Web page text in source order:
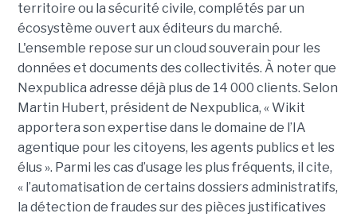
territoire ou la sécurité civile, complétés par un
écosystème ouvert aux éditeurs du marché.
L'ensemble repose sur un cloud souverain pour les
données et documents des collectivités. À noter que
Nexpublica adresse déjà plus de 14 000 clients. Selon
Martin Hubert, président de Nexpublica, « Wikit
apportera son expertise dans le domaine de l’IA
agentique pour les citoyens, les agents publics et les
élus ». Parmi les cas d’usage les plus fréquents, il cite,
« l’automatisation de certains dossiers administratifs,
la détection de fraudes sur des pièces justificatives